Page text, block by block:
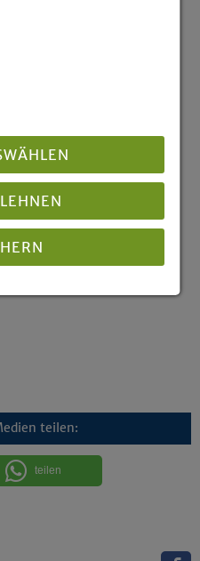
und der
Westfalen zu Rosch
teilen:
teilen